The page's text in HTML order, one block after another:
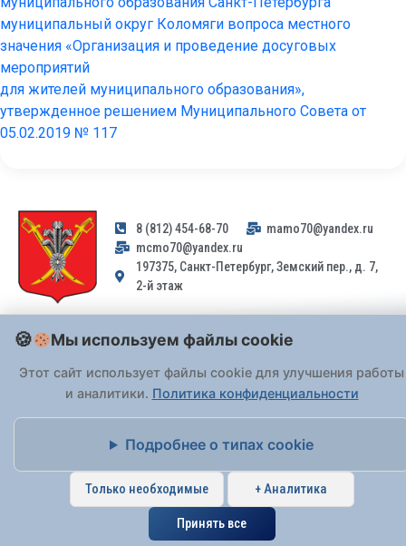
муниципальный округ Коломяги вопроса местного
значения «Организация и проведение досуговых
мероприятий
для жителей муниципального образования»,
утвержденное решением Муниципального Совета от
05.02.2019 № 117
8 (812) 454-68-70
mamo70@yandex.ru
mcmo70@yandex.ru
197375, Санкт-Петербург, Земский пер., д. 7,
2-й этаж
Заявления и обращения граждан и организаций, поступившие на
адрес email, не могут быть рассмотрены на основании
Федерального закона от 02.05.2006 № 59-ФЗ. Обращения
принимаются только: по почте, черезпортал «Госуслуги» (ЕПГУ)
Мы используем файлы cookie
Этот сайт использует файлы cookie для улучшения работы
и аналитики. Политика конфиденциальности
Подробнее о типах cookie
Только необходимые + Аналитика
Принять все